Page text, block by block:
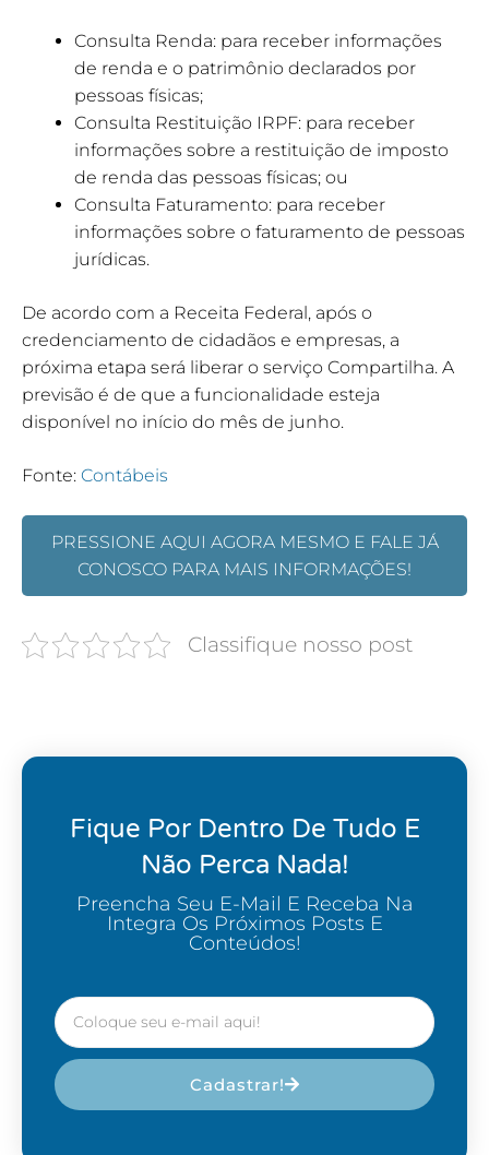
Consulta Renda: para receber informações
de renda e o patrimônio declarados por
pessoas físicas;
Consulta Restituição IRPF: para receber
informações sobre a restituição de imposto
de renda das pessoas físicas; ou
Consulta Faturamento: para receber
informações sobre o faturamento de pessoas
jurídicas.
De acordo com a Receita Federal, após o
credenciamento de cidadãos e empresas, a
próxima etapa será liberar o serviço Compartilha. A
previsão é de que a funcionalidade esteja
disponível no início do mês de junho.
Fonte: Contábeis
PRESSIONE AQUI AGORA MESMO E FALE JÁ
CONOSCO PARA MAIS INFORMAÇÕES!
Classifique nosso post
Fique Por Dentro De Tudo E
Não Perca Nada!
Preencha Seu E-Mail E Receba Na
Integra Os Próximos Posts E
Conteúdos!
Cadastrar!